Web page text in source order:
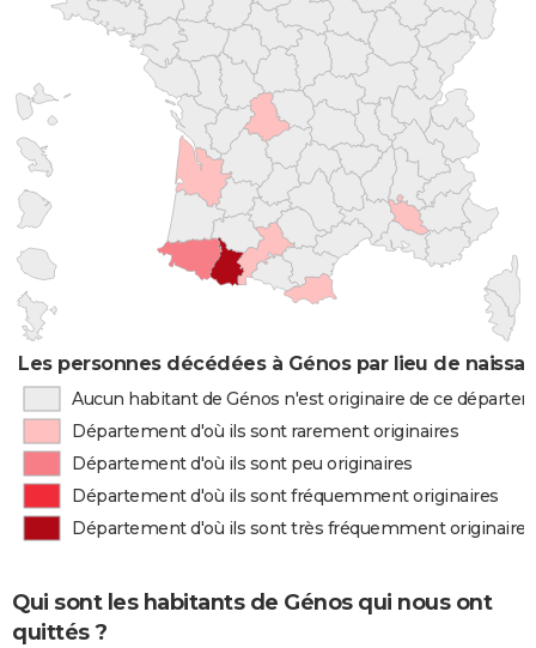
Les personnes décédées à Génos par lieu de
Aucun habitant de Génos n'est originaire de ce
Département d'où ils sont rarement originaires
Département d'où ils sont peu originaires
Département d'où ils sont fréquemment originaires
Département d'où ils sont très fréquemment originaires
Qui sont les habitants de Génos qui nous ont
quittés ?